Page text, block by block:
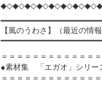
【風のうわさ】（最近の情報
＝＝＝＝＝＝＝＝＝＝＝＝
●素材集 「エガオ」シリー
＝＝＝＝＝＝＝＝＝＝＝＝